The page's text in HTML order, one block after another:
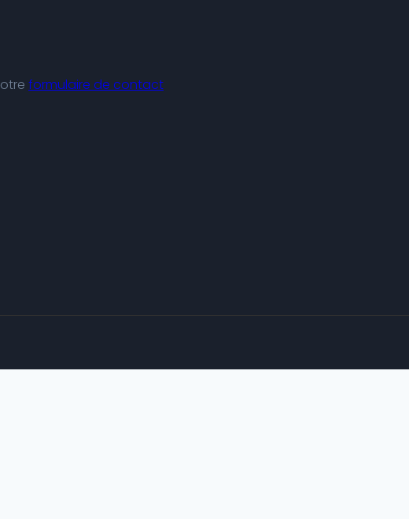
formulaire de contact